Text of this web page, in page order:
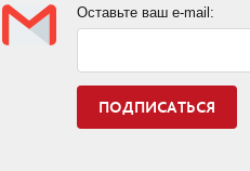
Оставьте ваш e-mail: